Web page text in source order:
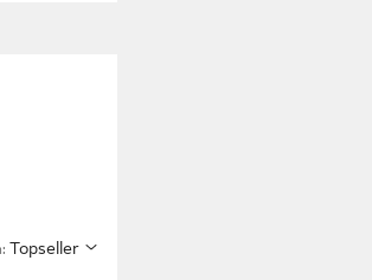
Topseller